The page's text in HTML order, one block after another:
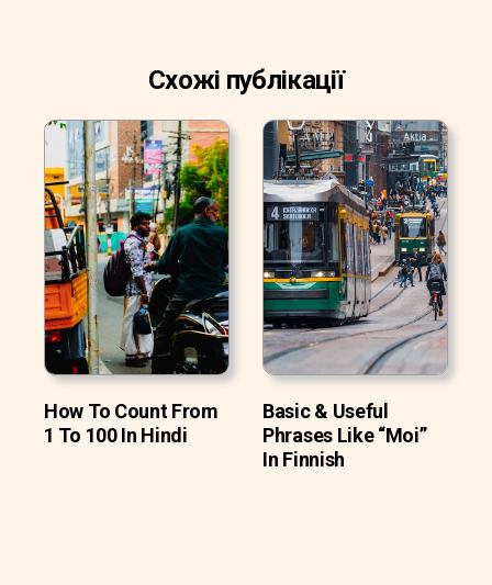
Схожі публікації
How To Count From
1 To 100 In Hindi
Basic & Useful
Phrases Like “Moi”
In Finnish